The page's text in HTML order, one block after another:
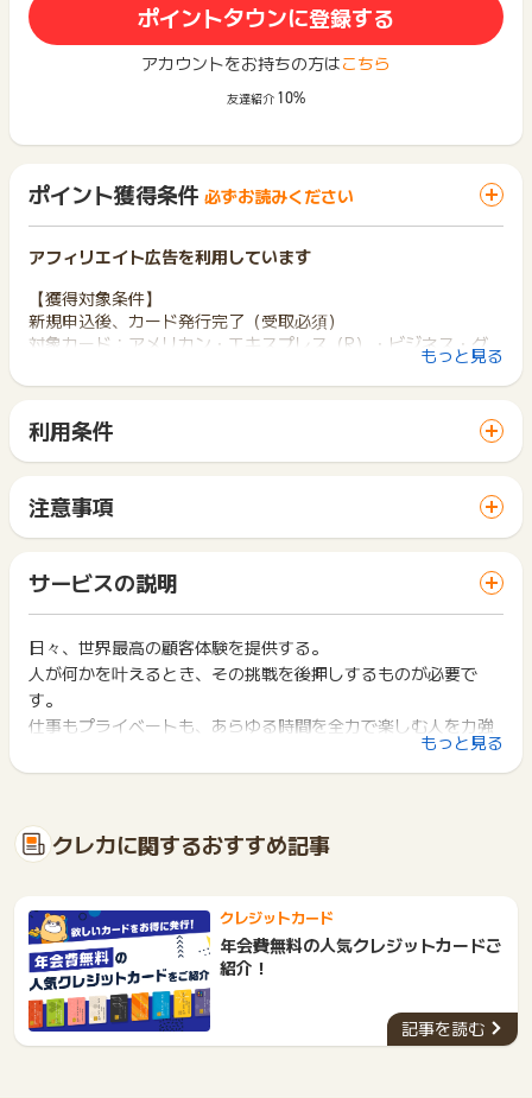
ポイントタウンに登録する
アカウントをお持ちの方はこちら
友達紹介 10%
ポイント獲得条件 必ずお読みください
アフィリエイト広告を利用しています
【獲得対象条件】
新規申込後、カード発行完了（受取必須）
対象カード：アメリカン・エキスプレス（R）・ビジネス・グ
虚偽、架空の申込・登録内容不備・不正・いたずら・データの
重複・複数回申込・カード発行まで至らなかった場合・対象カ
る方・対象カード以外のお申込みなど
【調査必要項目】
・照会番号（末尾JPY）
・カード種別
までお問い合わせください。ポイントについて、広告主に直接
お問い合わせをした場合、ポイント獲得対象外となる場合がご
ざいます。
もっと見る
利用条件
サイトに移動してからお申し込みやお買い物が完了するまでの
間に、同じブラウザ（※）で他のサイトに移動した場合はポイン
ト獲得ができません。
ス・お買い物利用時で、デバイス・ブラウザが異なる場合はポ
イント獲得ができません。
2回以上同じお買い物・サービスをご利用される場合は、毎回
ポイントタウンに戻り、「 カード発行でポイントGET 」ボタ
ンを押してからご利用ください。
下記の事項に該当する場合、広告主側で対象外とみなし、「獲
・他のポイントサイトや比較サイト、検索サイトなどを経由し
て一度でも同サービス・お買い物を利用されたことがある場合
サービス・お買い物利用時にお電話など2つ以上の申し込み方
法がある場合、必ずサイト上のWEBフォームからお申し込みく
ださい。
各サービス・お買い物に掲載されている獲得条件を必ずよくお
読みください。
了などのメールは、ポイント獲得するまで必ず保管してくださ
注意事項
一部のサービスにつきましては、1商品につき10円単位の金額
は切り捨てとなります。
ポイント獲得が1ポイント未満のものは切り捨てとなり、ポイ
ント履歴には記載されません。
原則として広告主側のポイント等を利用して支払われた金額分
につきましては、ポイントタウンのポイント獲得の対象には含
まれません。
広告主が運営しているサービスの都合もしくは会員様の都合で
商品の交換や一部でもキャンセルされた場合、ポイントが無効
になる可能性もございます。
ン期間が予告なしに変更される場合がございますが、ご利用さ
れた時点の条件が適用されます。
条件を達成しているかどうかは各広告主ではなく、代理店が行
ません。
そのため、ポイントタウンのポイントに関するお問い合わせを
広告主様に直接行わないようお願いいたします。
掲載中のプログラムの掲載終了日はあくまで予定となってお
り、急遽終了となる場合がございます。
広告に遷移しない場合は掲載が終了となっておりポイントが獲
得できませんので、ご注意くださいませ。
サービスの説明
日々、世界最高の顧客体験を提供する。
人が何かを叶えるとき、その挑戦を後押しするものが必要で
す。
仕事もプライベートも、あらゆる時間を全力で楽しむ人を力強
く支えたい。だからこそ、私たちは進化を止めることはありま
せん。
私たちアメリカン・エキスプレスの約束です。
もっと見る
クレカに関するおすすめ記事
クレジットカード
年会費無料の人気クレジットカードご
紹介！
記事を読む